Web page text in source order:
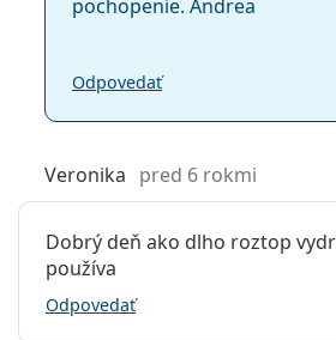
pochopenie. Andrea
Odpovedať
Veronika pred 6 rokmi
Dobrý deň ako dlho roztop
používa
Odpovedať